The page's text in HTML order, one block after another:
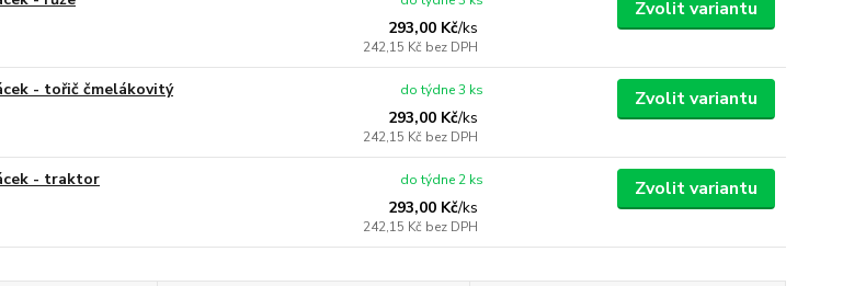
293,00 Kč/ks
242,15 Kč bez DPH
Zvolit variantu
- tořič čmelákovitý
293,00 Kč/ks
242,15 Kč bez DPH
do týdne 3 ks Zvolit variantu
- traktor
293,00 Kč/ks
242,15 Kč bez DPH
do týdne 2 ks Zvolit variantu